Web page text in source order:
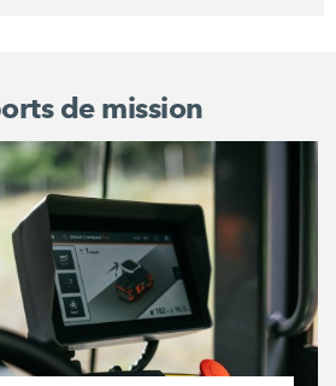
de mission